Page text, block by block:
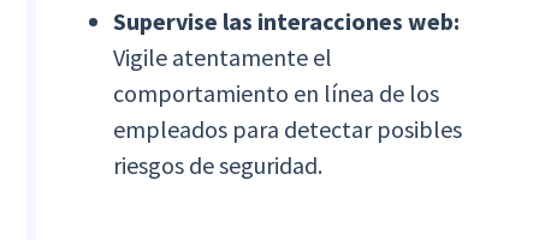
Supervise las interacciones web:
Vigile atentamente el
comportamiento en línea de los
empleados para detectar posibles
riesgos de seguridad.